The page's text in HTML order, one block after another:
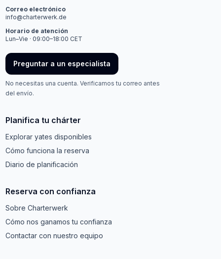
Correo electrónico
info@charterwerk.de
Horario de atención
Lun–Vie · 09:00–18:00 CET
Preguntar a un especialista
No necesitas una cuenta. Verificamos tu correo antes
del envío.
Planifica tu chárter
Explorar yates disponibles
Cómo funciona la reserva
Diario de planificación
Reserva con confianza
Sobre Charterwerk
Cómo nos ganamos tu confianza
Contactar con nuestro equipo